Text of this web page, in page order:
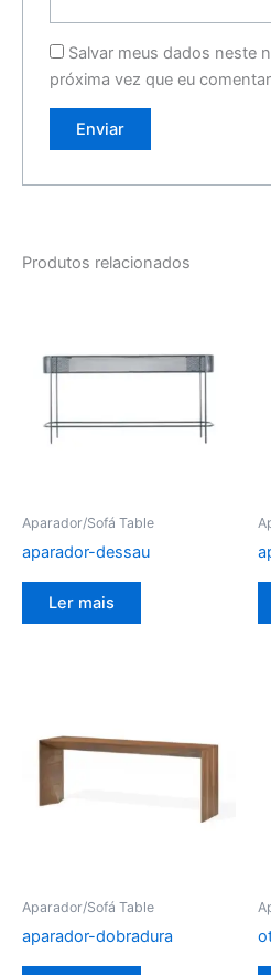
Salvar meus dados neste
próxima vez que eu
Produtos relacionados
Aparador/Sofá Table
aparador-dessau
Ler mais
Aparador/Sofá Table
aparador-dobradura